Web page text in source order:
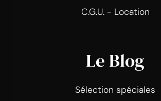
C.G.U. - Location
Le Blog
Sélection spéciales